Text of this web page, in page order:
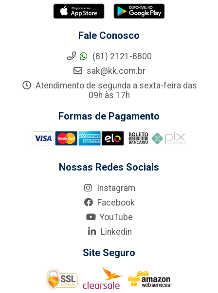
Fale Conosco
(81) 2121-8800
sak@kk.com.br
Atendimento de segunda a sexta-feira das
09h às 17h
Formas de Pagamento
Nossas Redes Sociais
Instagram
Facebook
YouTube
Linkedin
Site Seguro